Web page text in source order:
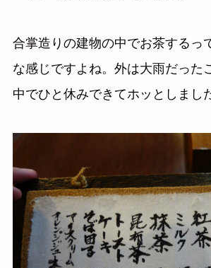
合掌造りの建物の中でお茶するっ
な感じですよね。外は大雨だった
中でひと休みできてホッとしまし